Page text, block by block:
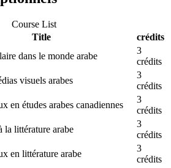
Course List
Title
crédits
dans le monde arabe
3
crédits
visuels arabes
3
crédits
en études arabes canadiennes
3
crédits
la littérature arabe
3
crédits
en littérature arabe
3
crédits